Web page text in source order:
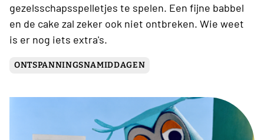
gezelsschapsspelletjes te spelen. Een fijne babbel
en de cake zal zeker ook niet ontbreken. Wie weet
is er nog iets extra's.
ONTSPANNINGSNAMIDDAGEN